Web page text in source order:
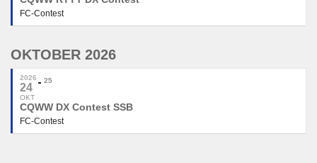
FC-Contest
OKTOBER 2026
2026
24
OKT
25
CQWW DX Contest SSB
FC-Contest